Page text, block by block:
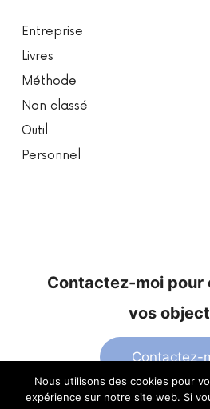
Entreprise
Livres
Méthode
Non classé
Outil
Personnel
Contactez-moi pour
vos
Contactez-
Nous utilisons des cookies pour
expérience sur notre site web. Si